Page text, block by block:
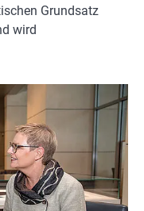
Grundsatz
wird